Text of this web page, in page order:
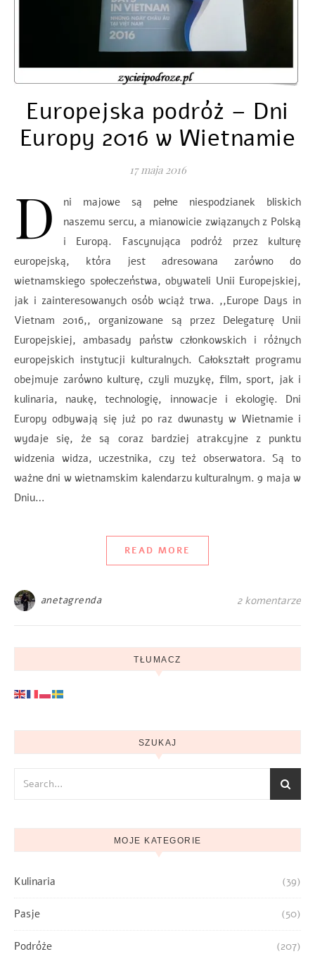
Europejska podróż – Dni
Europy 2016 w Wietnamie
17 maja 2016
D
ni majowe są pełne niespodzianek bliskich
naszemu sercu, a mianowicie związanych z Polską
i Europą. Fascynująca podróż przez kulturę
europejską, która jest adresowana zarówno do
wietnamskiego społeczeństwa, obywateli Unii Europejskiej,
jak i zainteresowanych osób wciąż trwa. ,,Europe Days in
Vietnam 2016,, organizowane są przez Delegaturę Unii
Europejskiej, ambasady państw członkowskich i różnych
europejskich instytucji kulturalnych. Całokształt programu
obejmuje zarówno kulturę, czyli muzykę, film, sport, jak i
kulinaria, naukę, technologię, innowacje i ekologię. Dni
Europy odbywają się już po raz dwunasty w Wietnamie i
wydaje się, że są coraz bardziej atrakcyjne z punktu
widzenia widza, uczestnika, czy też obserwatora. Są to
ważne dni w wietnamskim kalendarzu kulturalnym. 9 maja w
Dniu…
READ MORE
anetagrenda 2 komentarze
TŁUMACZ
SZUKAJ
MOJE KATEGORIE
Kulinaria (39)
Pasje (50)
Podróże (207)